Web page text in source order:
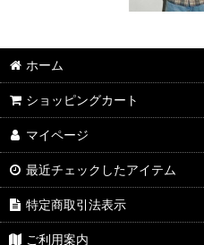
ホーム
ショッピングカート
マイページ
最近チェックしたアイテム
特定商取引法表示
ご利用案内